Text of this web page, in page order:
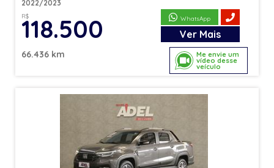
Me envie um
vídeo desse
veículo
2022/2023
R$
118.500 WhatsApp
Ver Mais
66.436 km